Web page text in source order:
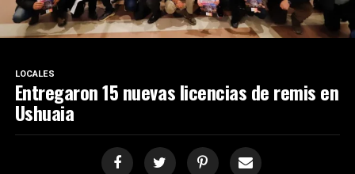
LOCALES
Entregaron 15 nuevas licencias de remis en
Ushuaia